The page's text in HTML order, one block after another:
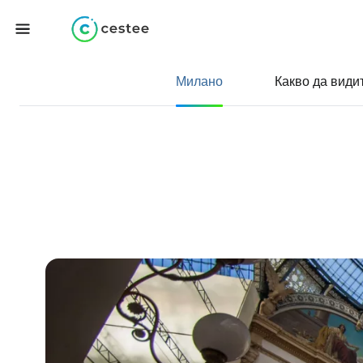
Милано Какво да